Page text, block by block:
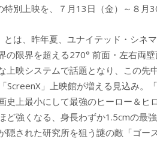
特別上映を、７月13日（金）～８月
とは、昨年夏、ユナイテッド・シ
の限界を超える270° 前面・左右両
上映システムで話題となり、この
ScreenX」上映館が増える見込み。
史上最小にして最強のヒーロー＆ヒ
ど強くなる、身長わずか1.5cmの最
隠された研究所を狙う謎の敵「ゴー